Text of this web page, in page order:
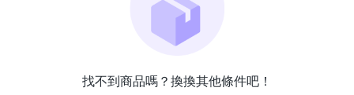
找不到商品嗎？換換其他條件吧！